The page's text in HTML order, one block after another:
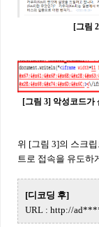
[그림
[그림 3] 악성코드
위 [그림 3]의 스크
트로 접속을 유도하
[디코딩 후]
URL : http://